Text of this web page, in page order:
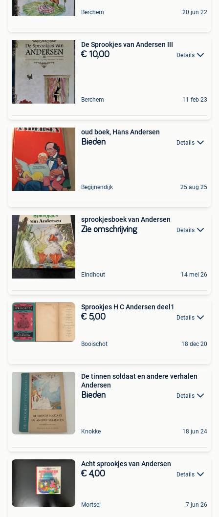
Berchem 20 jun 22
De Sprookjes van Andersen III
€ 10,00 Details
Berchem 11 feb 23
oud boek, Hans Andersen
Bieden Details
Begijnendijk 25 aug 25
sprookjesboek van Andersen
Zie omschrijving Details
Eindhout 14 mei 26
Sprookjes H C Andersen deel1
€ 5,00 Details
Booischot 18 dec 20
De tinnen soldaat en andere verhalen
Andersen
Bieden Details
Knokke 18 jun 24
Acht sprookjes van Andersen
€ 4,00 Details
Mortsel 7 jun 26